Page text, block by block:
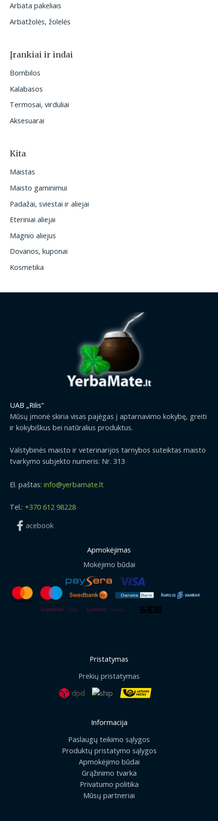
Arbata pakeliais
Arbatžolės, žolelės
Įrankiai ir indai
Bombilos
Kalabasos
Termosai, virduliai
Aksesuarai
Kita
Maistas
Maisto gaminimui
Padažai, sviestai ir aliejai
Eteriniai aliejai
Magnio aliejus
Dovanos, kuponai
Kosmetika
UAB „Rilis“
Mūsų įmonė skiria visas pajėgas į aptarnavimo kokybę, greiti
ir kokybiškus bei natūralius produktus.
Valstybinės maisto ir veterinarijos tarnybos suteiktas maisto
tvarkymo subjekto numeris: Nr. 313
El. paštas: info@yerbamate.lt
Tel.: +370 612 98228
acebook
Apmokėjimas
Mokėjimo būdai
Pristatymas
Prekių pristatymas
Informacija
Paslaugų teikimo sąlygos
Produktų pristatymo sąlygos
Apmokėjimo būdai
Grąžinimo tvarka
Privatumo politika
Mūsų partneriai